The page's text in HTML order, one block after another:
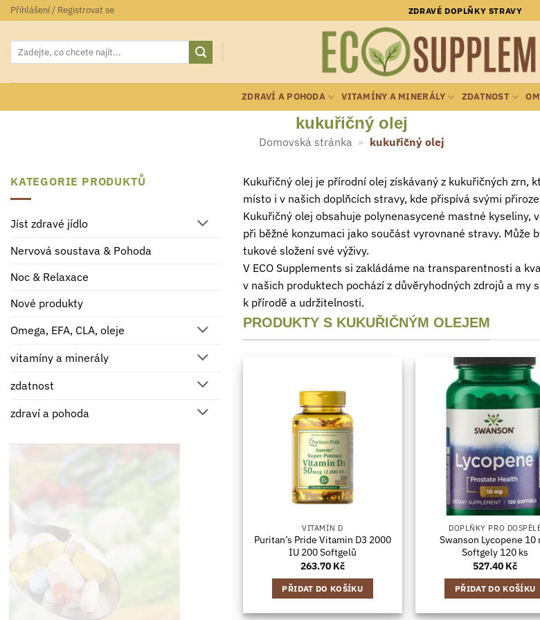
Přeskočit
na
obsah
Přihlášení / Registrovat se ZDRAVÉ DOPLŇKY STRAVY
Hledat:
ZDRAVÍ A POHODA VITAMÍNY A MINERÁLY ZDATNOST
kukuřičný olej
Domovská stránka » kukuřičný olej
KATEGORIE PRODUKTŮ
Jíst zdravé jídlo
Nervová soustava & Pohoda
Noc & Relaxace
Nové produkty
Omega, EFA, CLA, oleje
vitamíny a minerály
zdatnost
zdraví a pohoda
Kukuřičný olej je přírodní olej získávaný z kukuřičných zrn,
místo i v našich doplňcích stravy, kde přispívá svými
Kukuřičný olej obsahuje polynenasycené mastné
při běžné konzumaci jako součást vyrovnané stravy.
tukové složení své výživy.
V ECO Supplements si zakládáme na transparentnosti a
v našich produktech pochází z důvěryhodných zdrojů a
k přírodě a udržitelnosti.
PRODUKTY S KUKUŘIČNÝM OLEJEM
VITAMÍN D
Puritan’s Pride Vitamin D3 2000
IU 200 Softgelů
263.70 Kč
PŘIDAT DO KOŠÍKU
DOPLŇKY PRO
Swanson Lycopene 10
Softgely 120 ks
527.40 Kč
PŘIDAT DO KOŠÍKU